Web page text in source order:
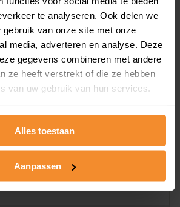
te analyseren. Ook delen we
gebruik van onze site met onze
media, adverteren en analyse. Deze
gegevens combineren met andere
ze heeft verstrekt of die ze hebben
van uw gebruik van hun services.
Alles toestaan
Aanpassen
pakket
ligging perceel
van het perceel en
met de kadastrale erfgrenzen,